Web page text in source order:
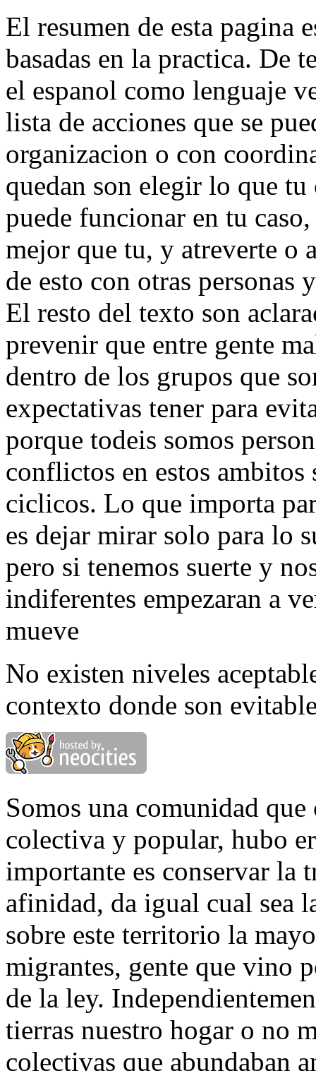
El resumen de esta pagina
basadas en la practica. De
el espanol como lenguaje
lista de acciones que se
organizacion o con
quedan son elegir lo que tu
puede funcionar en tu
mejor que tu, y atreverte o
de esto con otras personas
El resto del texto son
prevenir que entre gente
dentro de los grupos que
expectativas tener para
porque todeis somos
conflictos en estos ambitos
ciclicos. Lo que importa
es dejar mirar solo para lo
pero si tenemos suerte y
indiferentes empezaran a
mueve
No existen niveles
contexto donde son
Somos una comunidad
colectiva y popular, hubo
importante es conservar la
afinidad, da igual cual sea
sobre este territorio la
migrantes, gente que vino
de la ley.
tierras nuestro hogar o no
colectivas que abundaban